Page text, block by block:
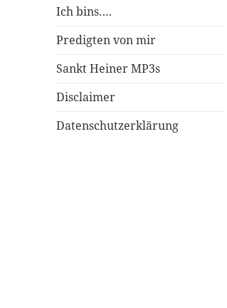
Ich bins….
Predigten von mir
Sankt Heiner MP3s
Disclaimer
Datenschutzerklärung